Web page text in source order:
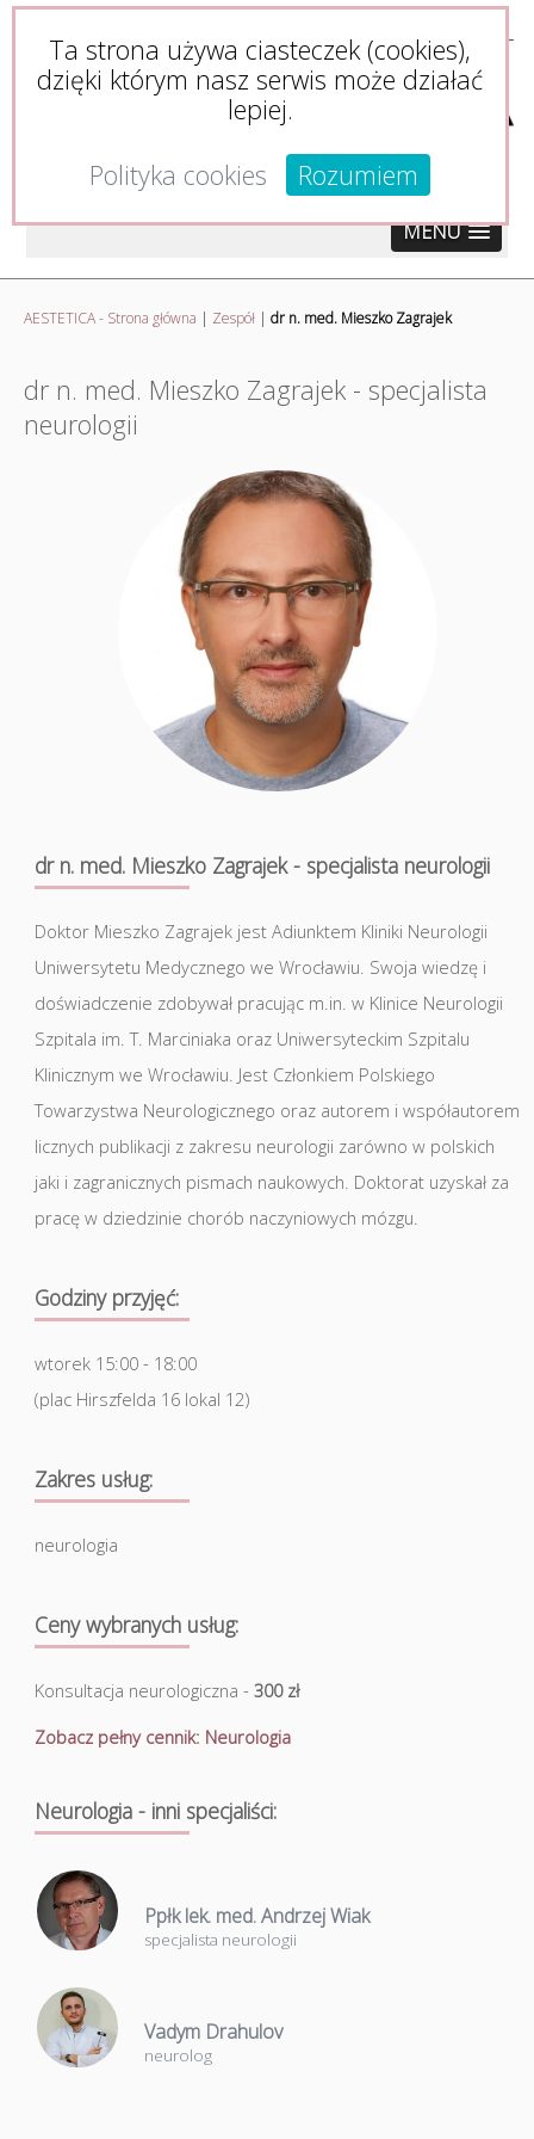
MENU
AESTETICA - Strona główna | Zespół | dr n. med. Mieszko Zagrajek
dr n. med. Mieszko Zagrajek - specjalista
neurologii
dr n. med. Mieszko Zagrajek - specjalista neurologii
Doktor Mieszko Zagrajek jest Adiunktem Kliniki Neurologii
Uniwersytetu Medycznego we Wrocławiu. Swoja wiedzę i
doświadczenie zdobywał pracując m.in. w Klinice Neurologii
Szpitala im. T. Marciniaka oraz Uniwersyteckim Szpitalu
Klinicznym we Wrocławiu. Jest Członkiem Polskiego
Towarzystwa Neurologicznego oraz autorem i współautorem
licznych publikacji z zakresu neurologii zarówno w polskich
jaki i zagranicznych pismach naukowych. Doktorat uzyskał za
pracę w dziedzinie chorób naczyniowych mózgu.
Godziny przyjęć:
wtorek 15:00 - 18:00
(plac Hirszfelda 16 lokal 12)
Zakres usług:
neurologia
Ceny wybranych usług:
Konsultacja neurologiczna - 300 zł
Zobacz pełny cennik: Neurologia
Neurologia - inni specjaliści:
Ppłk lek. med. Andrzej Wiak
specjalista neurologii
Vadym Drahulov
neurolog
Ta strona używa ciasteczek (cookies),
dzięki którym nasz serwis może działać
lepiej.
Polityka cookies
Rozumiem